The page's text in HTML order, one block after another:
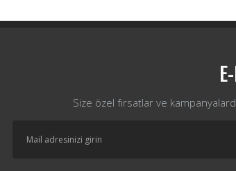
Size özel fırsatlar ve